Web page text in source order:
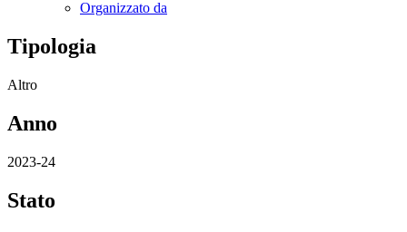
Organizzato da
Tipologia
Altro
Anno
2023-24
Stato